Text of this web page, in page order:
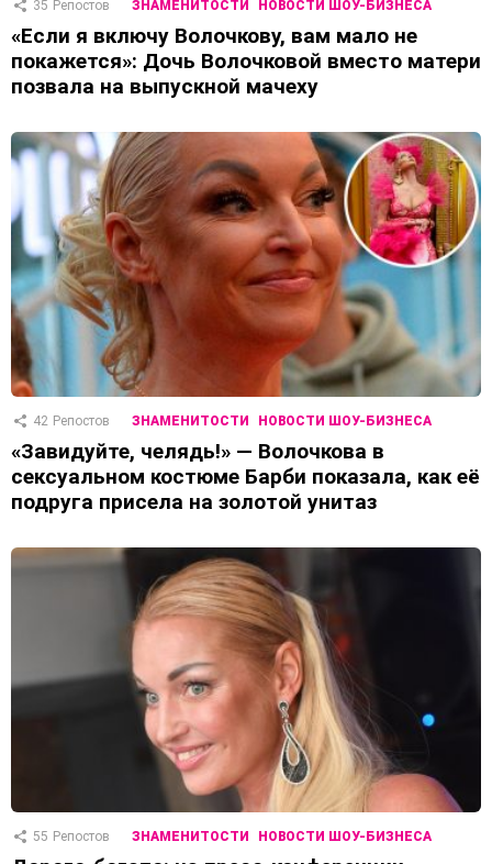
35 Репостов ЗНАМЕНИТОСТИ НОВОСТИ ШОУ-БИЗНЕСА
«Если я включу Волочкову, вам мало не
покажется»: Дочь Волочковой вместо матери
позвала на выпускной мачеху
42 Репостов ЗНАМЕНИТОСТИ НОВОСТИ ШОУ-БИЗНЕСА
«Завидуйте, челядь!» — Волочкова в
сексуальном костюме Барби показала, как её
подруга присела на золотой унитаз
55 Репостов ЗНАМЕНИТОСТИ НОВОСТИ ШОУ-БИЗНЕСА